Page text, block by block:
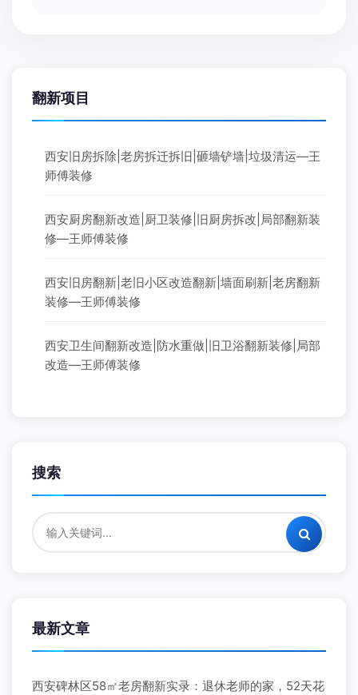
翻新项目
西安旧房拆除|老房拆迁拆旧|砸墙铲墙|垃圾清运—王
师傅装修
西安厨房翻新改造|厨卫装修|旧厨房拆改|局部翻新装
修—王师傅装修
西安旧房翻新|老旧小区改造翻新|墙面刷新|老房翻新
装修—王师傅装修
西安卫生间翻新改造|防水重做|旧卫浴翻新装修|局部
改造—王师傅装修
搜索
最新文章
西安碑林区58㎡老房翻新实录：退休老师的家，52天花